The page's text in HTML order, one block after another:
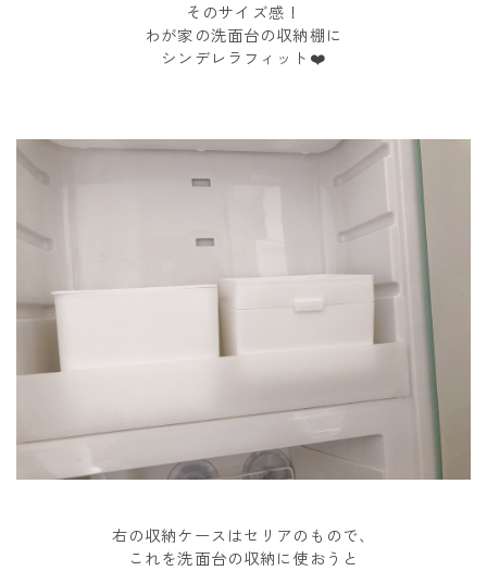
そのサイズ感！
わが家の洗面台の収納棚に
シンデレラフィット❤️
右の収納ケースはセリアのもので、
これを洗面台の収納に使おうと